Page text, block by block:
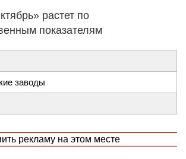
растет по
показателям
заводы
рекламу на этом месте